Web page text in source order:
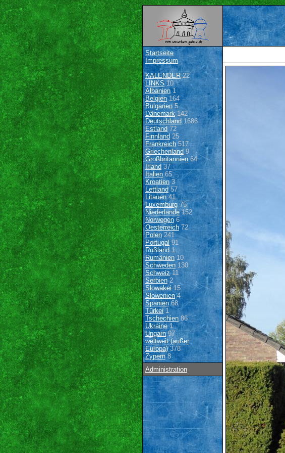
Startseite
Impressum
KALENDER22
LINKS10
Albanien1
Belgien164
Bulgarien 5
Dänemark142
Deutschland 1686
Estland 72
Finnland 25
Frankreich517
Griechenland9
Großbritannien64
Irland 37
Italien65
Kroatien3
Lettland57
Litauen41
Luxemburg 75
Niederlande152
Norwegen6
Oesterreich72
Polen 241
Portugal91
Rußland 1
Rumänien10
Schweden 130
Schweiz11
Serbien2
Slowakei15
Slowenien4
Spanien68
Türkei1
Tschechien 86
Ukraine1
Ungarn97
weltweit (außer
Europa)378
Zypern8
Administration